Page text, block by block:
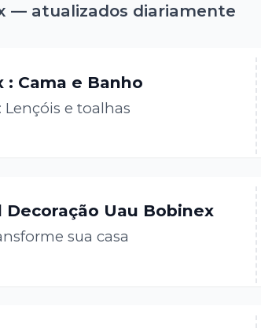
— atualizados diariamente
: Cama e Banho
e toalhas
Uau Bobinex
sua casa